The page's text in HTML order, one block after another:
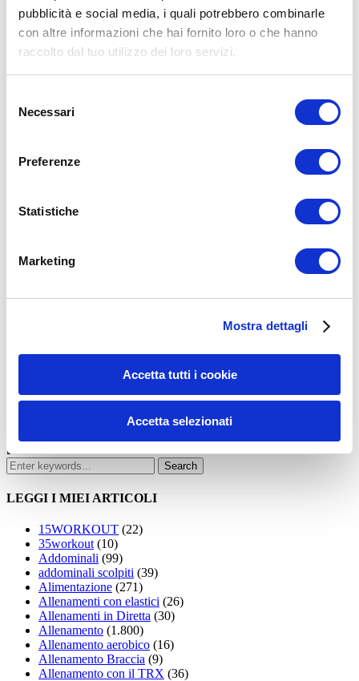
pubblicità e social media, i quali potrebbero combinarle
con altre informazioni che hai fornito loro o che hanno
raccolto dal tuo utilizzo dei loro servizi.
delNecessari
Preferenze
Statistiche
Marketing
Mostra dettagli
Accetta tutti i cookie
Accetta selezionati
LEGGI I MIEI ARTICOLI
15WORKOUT (22)
35workout(10)
Addominali (99)
addominali scolpiti (39)
Alimentazione (271)
Allenamenti con elastici (26)
Allenamenti in Diretta (30)
Allenamento (1.800)
Allenamento aerobico (16)
Allenamento Braccia (9)
Allenamento con il TRX (36)